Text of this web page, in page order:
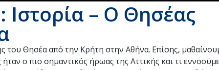
– Ο Θησέας
του Θησέα από την Κρήτη στην Αθήνα. Επίσης,
ο πιο σημαντικός ήρωας της Αττικής και τι